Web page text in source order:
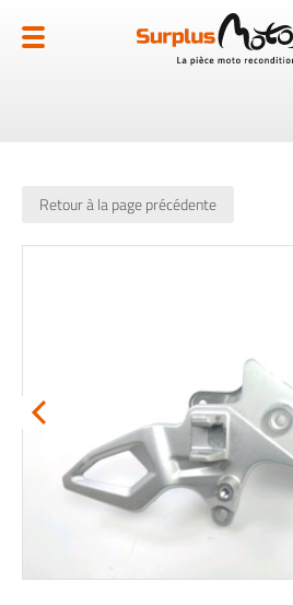
au
contenu
Retour à la page précédente
gallery